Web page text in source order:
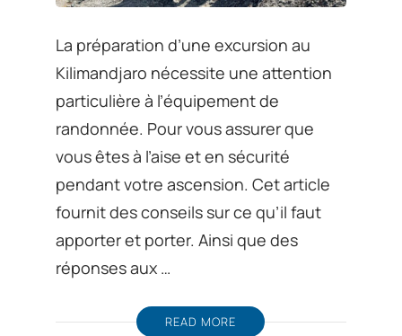
La préparation d’une excursion au
Kilimandjaro nécessite une attention
particulière à l’équipement de
randonnée. Pour vous assurer que
vous êtes à l’aise et en sécurité
pendant votre ascension. Cet article
fournit des conseils sur ce qu’il faut
apporter et porter. Ainsi que des
réponses aux …
READ MORE